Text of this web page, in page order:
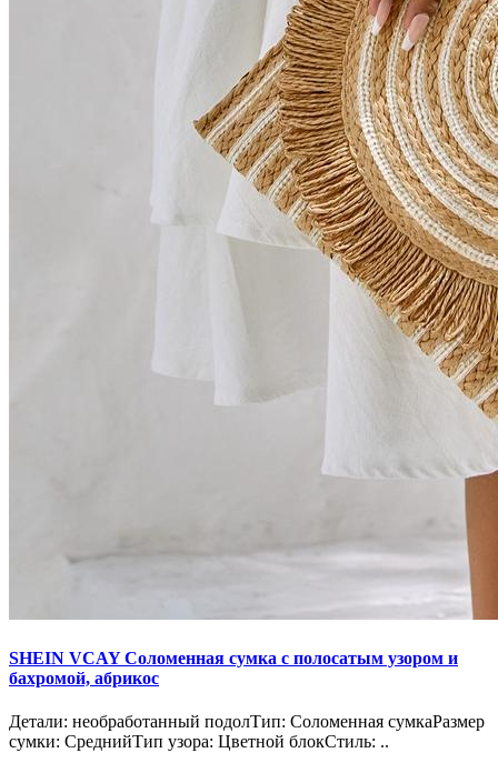
SHEIN VCAY Соломенная сумка с полосатым узором и
бахромой, абрикос
Детали: необработанный подолТип: Соломенная сумкаРазмер
сумки: СреднийТип узора: Цветной блокСтиль: ..